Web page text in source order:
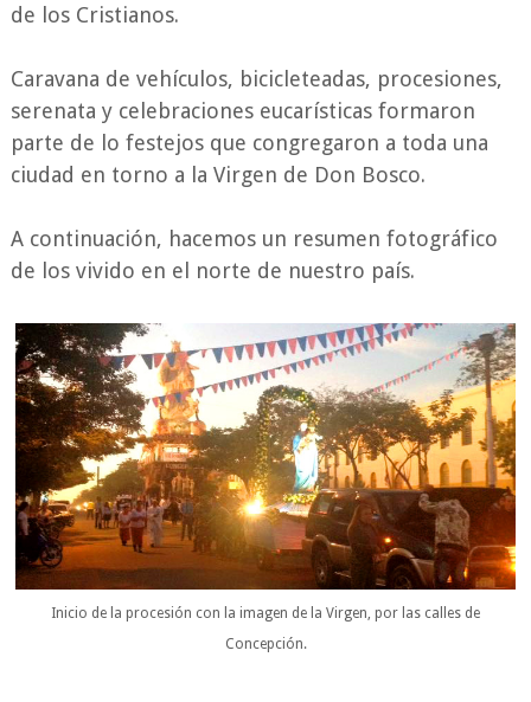
de los Cristianos.
Caravana de vehículos, bicicleteadas, procesiones,
serenata y celebraciones eucarísticas formaron
parte de lo festejos que congregaron a toda una
ciudad en torno a la Virgen de Don Bosco.
A continuación, hacemos un resumen fotográfico
de los vivido en el norte de nuestro país.
Inicio de la procesión con la imagen de la Virgen, por las calles de
Concepción.